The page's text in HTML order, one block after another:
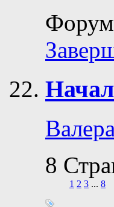
Валера
8
1 2 3 ... 8